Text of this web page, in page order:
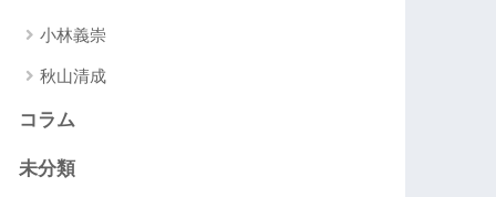
小林義崇
秋山清成
コラム
未分類